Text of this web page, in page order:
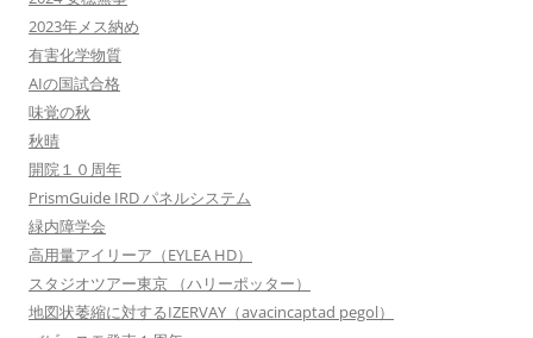
2023年メス納め
有害化学物質
AIの国試合格
味覚の秋
秋晴
開院１０周年
PrismGuide IRD パネルシステム
緑内障学会
高用量アイリーア（EYLEA HD）
スタジオツアー東京 （ハリーポッター）
地図状萎縮に対するIZERVAY（avacincaptad pegol）